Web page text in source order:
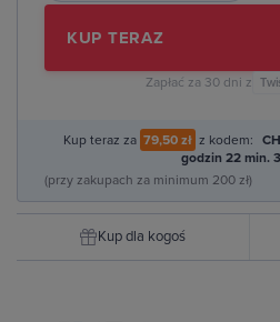
KUP TERAZ
Zapłać za 30 dni z
Kup teraz za 79,50 zł z kodem:
godzin 22 min.
(przy zakupach za minimum 200 zł)
Kup dla kogoś